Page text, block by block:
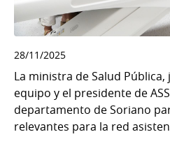
28/11/2025
La ministra de Salud
equipo y el presidente de
departamento de Soriano
relevantes para la red